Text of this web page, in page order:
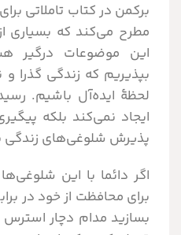
برکمن در کتاب تاملاتی
مطرح می‌کند که بسیاری از
این موضوعات درگیر
بپذیریم که زندگی گذرا
لحظۀ ایده‌آل باشیم.
ایجاد نمی‌کند بلکه
پذیرش شلوغی‌های زندگی
اگر دائما با این
برای محافظت از خود در
بسازید مدام دچار